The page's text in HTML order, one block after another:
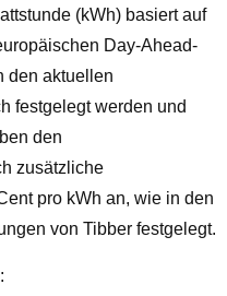
(kWh) basiert auf
Day-Ahead-
den aktuellen
festgelegt werden und
den
zusätzliche
pro kWh an, wie in den
von Tibber festgelegt.